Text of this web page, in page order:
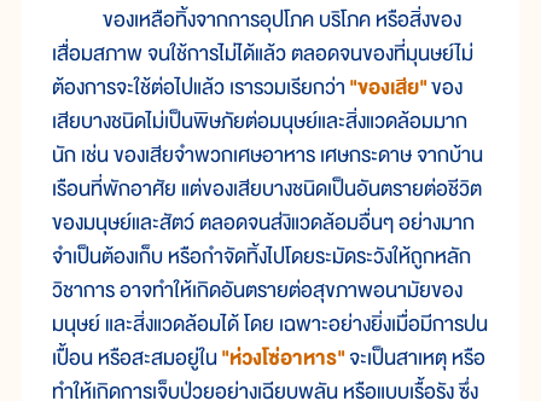
ของเหลือทิ้งจากการอุปโภค บริโภค หรือสิ่งของ
เสื่อมสภาพ จนใช้การไม่ได้แล้ว ตลอดจนของที่มุนษย์ไม่
ต้องการจะใช้ต่อไปแล้ว เรารวมเรียกว่า"ของเสีย"ของ
เสียบางชนิดไม่เป็นพิษภัยต่อมนุษย์และสิ่งแวดล้อมมาก
นัก เช่น ของเสียจำพวกเศษอาหาร เศษกระดาษ จากบ้าน
เรือนที่พักอาศัย แต่ของเสียบางชนิดเป็นอันตรายต่อชีวิต
ของมนุษย์และสัตว์ ตลอดจนส่งิแวดล้อมอื่นๆ อย่างมาก
จำเป็นต้องเก็บ หรือกำจัดทิ้งไปโดยระมัดระวังให้ถูกหลัก
วิชาการ อาจทำให้เกิดอันตรายต่อสุขภาพอนามัยของ
มนุษย์ และสิ่งแวดล้อมได้ โดย เฉพาะอย่างยิ่งเมื่อมีการปน
เปื้อน หรือสะสมอยู่ใน"ห่วงโซ่อาหาร"จะเป็นสาเหตุ หรือ
ทำให้เกิดการเจ็บป่วยอย่างเฉียบพลัน หรือแบบเรื้อรัง ซึ่ง